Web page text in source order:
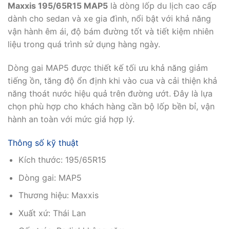
Maxxis 195/65R15 MAP5 là dòng lốp du lịch cao cấp
dành cho sedan và xe gia đình, nổi bật với khả năng
vận hành êm ái, độ bám đường tốt và tiết kiệm nhiên
liệu trong quá trình sử dụng hàng ngày.
Dòng gai MAP5 được thiết kế tối ưu khả năng giảm
tiếng ồn, tăng độ ổn định khi vào cua và cải thiện khả
năng thoát nước hiệu quả trên đường ướt. Đây là lựa
chọn phù hợp cho khách hàng cần bộ lốp bền bỉ, vận
hành an toàn với mức giá hợp lý.
Thông số kỹ thuật
Kích thước: 195/65R15
Dòng gai: MAP5
Thương hiệu: Maxxis
Xuất xứ: Thái Lan